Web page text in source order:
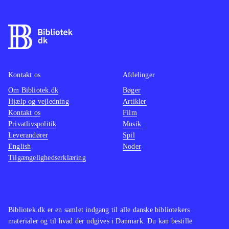
versionen af FIFA 13 ikke med her,
fx skill games og ultimate team,
minder det mere om FIFA 12, blot
med ny styring og opdaterede navne
Der er ikke andre fodboldspil til
WiiU endnu
Alt i alt et godt fodboldspil til WiiU,
som nok mangler de andre konsollers
nyheder, men byder på en
Bibliotek.dk er en samlet indgang til alle danske bibliotekers
materialer og til hvad der udgives i Danmark. Du kan bestille
Kontakt os
Om Bibliotek.dk
Hjælp og vejledning
Kontakt os
Privatlivspolitik
Leverandører
English
Tilgængelighedserklæring
Afdelinger
Bøger
Artikler
Film
Musik
Spil
Noder